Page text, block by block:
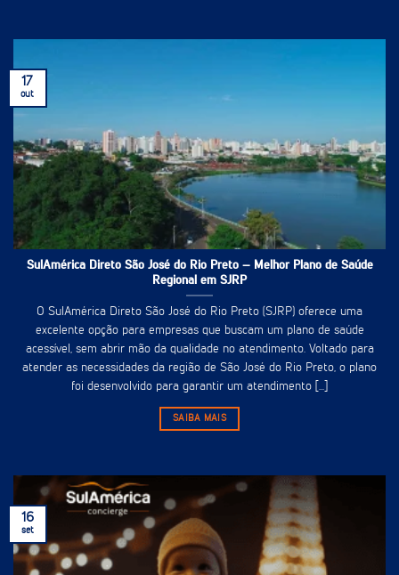
SulAmérica Direto São José do Rio Preto – Melhor Plano de Saúde
Regional em SJRP
O SulAmérica Direto São José do Rio Preto (SJRP) oferece uma
excelente opção para empresas que buscam um plano de saúde
acessível, sem abrir mão da qualidade no atendimento. Voltado para
atender as necessidades da região de São José do Rio Preto, o plano
foi desenvolvido para garantir um atendimento [...]
SAIBA MAIS
17
out
16
set